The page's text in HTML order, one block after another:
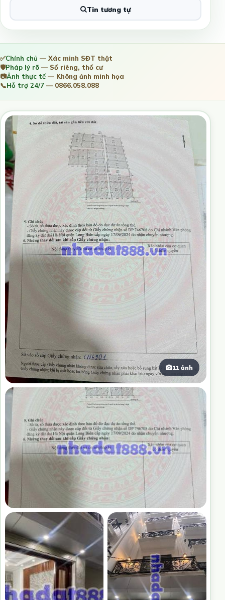
Tin tương tự
✅Chính chủ — Xác minh SĐT thật
🛡️Pháp lý rõ — Sổ riêng, thổ cư
📷Ảnh thực tế— Không ảnh minh họa
📞Hỗ trợ 24/7 — 0866.058.088
11 ảnh